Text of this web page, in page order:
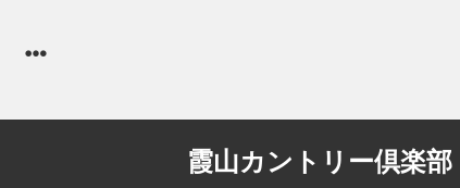
霞山カントリー倶楽部